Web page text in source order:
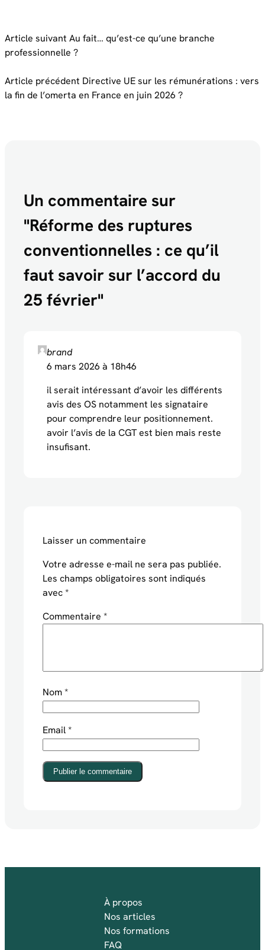
Article suivant Au fait… qu’est-ce qu’une branche
professionnelle ?
Article précédent Directive UE sur les rémunérations : vers
la fin de l’omerta en France en juin 2026 ?
Un commentaire sur
"Réforme des ruptures
conventionnelles : ce qu’il
faut savoir sur l’accord du
25 février"
brand
6 mars 2026 à 18h46
il serait intéressant d’avoir les différents
avis des OS notamment les signataire
pour comprendre leur positionnement.
avoir l’avis de la CGT est bien mais reste
insufisant.
Laisser un commentaire
Votre adresse e-mail ne sera pas publiée.
Les champs obligatoires sont indiqués
avec*
Commentaire *
Nom*
Email*
Publier le commentaire
À propos
Nos articles
Nos formations
FAQ